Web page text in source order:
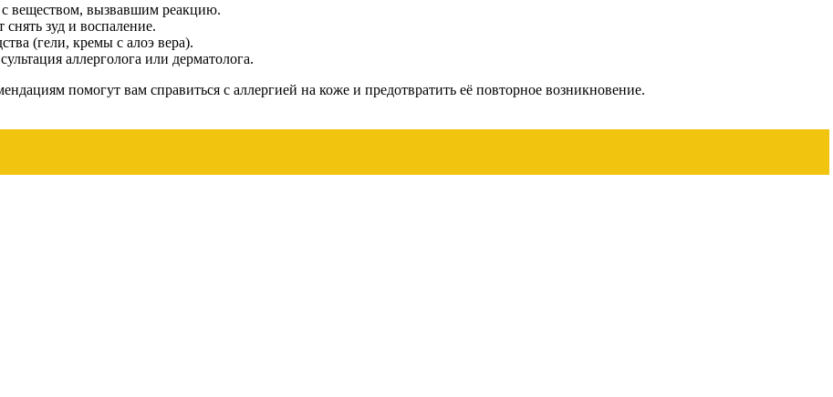
с веществом, вызвавшим реакцию.
зуд и воспаление.
(гели, кремы с алоэ вера).
аллерголога или дерматолога.
помогут вам справиться с аллергией на коже и предотвратить её повторное возникновение.